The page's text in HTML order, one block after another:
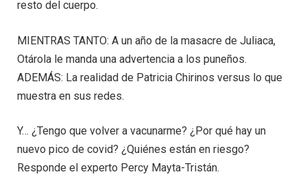
resto del cuerpo.
MIENTRAS TANTO: A un año de la masacre de Juliaca,
Otárola le manda una advertencia a los puneños.
ADEMÁS: La realidad de Patricia Chirinos versus lo que
muestra en sus redes.
Y… ¿Tengo que volver a vacunarme? ¿Por qué hay un
nuevo pico de covid? ¿Quiénes están en riesgo?
Responde el experto Percy Mayta-Tristán.